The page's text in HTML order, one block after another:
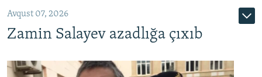
Avqust 07, 2026
Zamin Salayev azadlığa çıxıb